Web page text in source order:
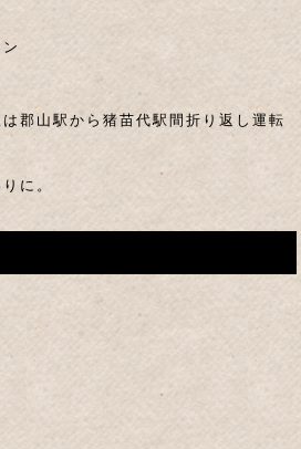
郡山駅から猪苗代駅間折り返し運転
に。